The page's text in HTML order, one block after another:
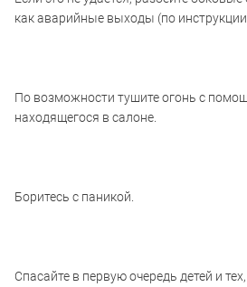
как аварийные выходы (по
По возможности тушите огонь с
находящегося в салоне.
Боритесь с паникой.
Спасайте в первую очередь детей и